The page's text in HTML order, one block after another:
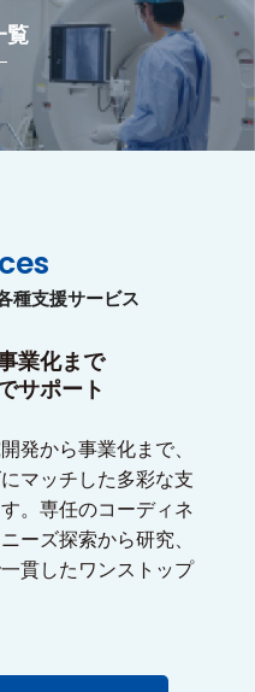
覧
種支援サービス
業化まで
サポート
発から事業化まで、
マッチした多彩な支
。専任のコーディネ
ーズ探索から研究、
貫したワンストップ